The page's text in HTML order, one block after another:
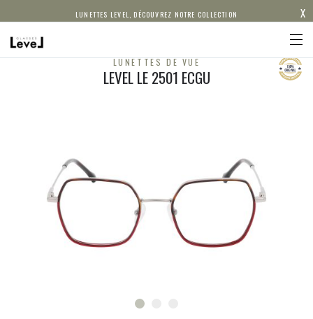
LUNETTES LEVEL, DÉCOUVREZ NOTRE COLLECTION X
LUNETTES DE VUE
LEVEL LE 2501 ECGU